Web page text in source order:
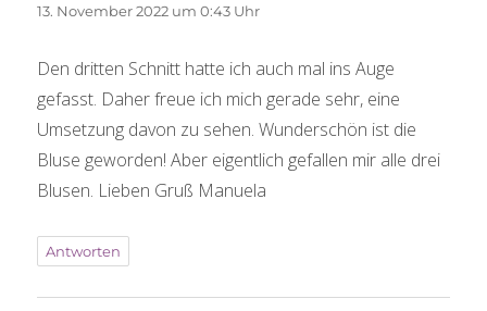
13. November 2022 um 0:43 Uhr
Den dritten Schnitt hatte ich auch mal ins Auge
gefasst. Daher freue ich mich gerade sehr, eine
Umsetzung davon zu sehen. Wunderschön ist die
Bluse geworden! Aber eigentlich gefallen mir alle drei
Blusen. Lieben Gruß Manuela
Antworten